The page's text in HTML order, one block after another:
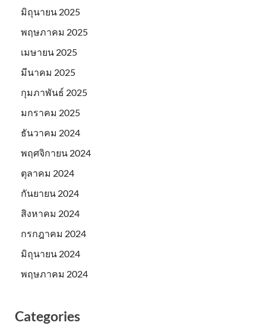
มิถุนายน 2025
พฤษภาคม 2025
เมษายน 2025
มีนาคม 2025
กุมภาพันธ์ 2025
มกราคม 2025
ธันวาคม 2024
พฤศจิกายน 2024
ตุลาคม 2024
กันยายน 2024
สิงหาคม 2024
กรกฎาคม 2024
มิถุนายน 2024
พฤษภาคม 2024
Categories